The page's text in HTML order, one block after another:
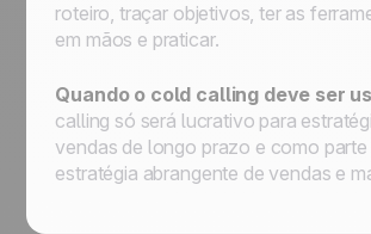
roteiro, traçar objetivos, ter as
em mãos e praticar.
Quando o cold calling deve ser
calling só será lucrativo para
vendas de longo prazo e como parte
estratégia abrangente de vendas e